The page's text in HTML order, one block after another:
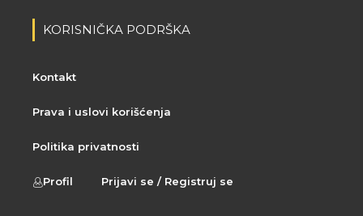
KORISNIČKA PODRŠKA
Kontakt
Prava i uslovi korišćenja
Politika privatnosti
Profil Prijavi se / Registruj se